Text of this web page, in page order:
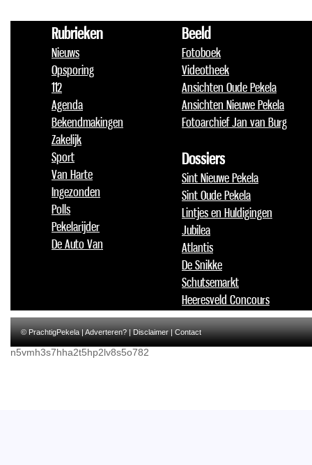
Rubrieken
Nieuws
Opsporing
112
Agenda
Bekendmakingen
Zakelijk
Sport
Van Harte
Ingezonden
Polls
Pekelarijder
De Auto Van
Beeld
Fotoboek
Videotheek
Ansichten Oude Pekela
Ansichten Nieuwe Pekela
Fotoarchief Jan van Burg
Dossiers
Sint Nieuwe Pekela
Sint Oude Pekela
Lintjes en Huldigingen
Jubilea
Atlantis
De Snikke
Schutsemarkt
Heeresveld Concours
© PrachtigPekela |Adverteren?|Disclaimer|Contact
n5vmh3s7hha2t5hp2lv8s5o782